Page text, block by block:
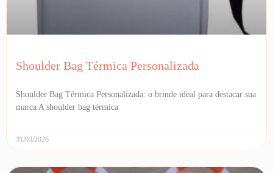
Shoulder Bag Térmica Personalizada
Shoulder Bag Térmica Personalizada: o brinde ideal para destacar sua
marca A shoulder bag térmica
31/03/2026